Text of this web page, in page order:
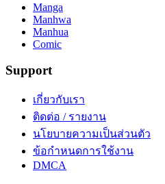
Manga
Manhwa
Manhua
Comic
Support
เกี่ยวกับเรา
ติดต่อ / รายงาน
นโยบายความเป็นส่วนตัว
ข้อกำหนดการใช้งาน
DMCA